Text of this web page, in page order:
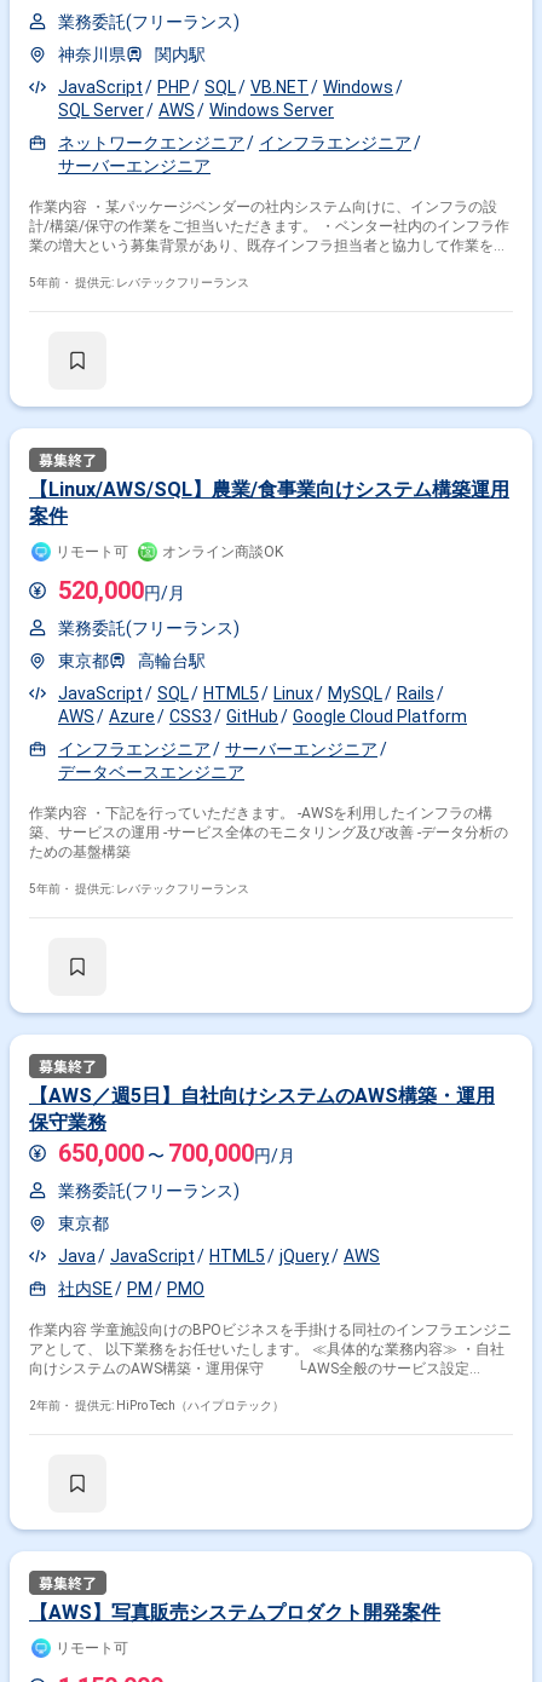
業務委託(フリーランス)
神奈川県
関内駅
JavaScript
PHP SQL VB.NET
Windows
SQL Server
AWS
Windows Server
ネットワークエンジニア
インフラエンジニア
サーバーエンジニア
作業内容 ・某パッケージベンダーの社内システム向けに、インフラの設
計/構築/保守の作業をご担当いただきます。 ・ベンター社内のインフラ作
業の増大という募集背景があり、既存インフラ担当者と協力して作業を行
ラウドの構築および保守の作業がメインとなる予定でございます。
5年前・ 提供元: レバテックフリーランス
【Linux/AWS/SQL】農業/食事業向けシステム構築運用
案件
リモート可 オンライン商談OK
520,000円/月
業務委託(フリーランス)
東京都
高輪台駅
JavaScript
SQL HTML5 Linux MySQL
Rails
AWS
Azure CSS3 GitHub
Google Cloud Platform
インフラエンジニア
サーバーエンジニア
データベースエンジニア
作業内容 ・下記を行っていただきます。 -AWSを利用したインフラの構
築、サービスの運用 -サービス全体のモニタリング及び改善 -データ分析の
ための基盤構築
5年前・ 提供元: レバテックフリーランス
【AWS／週5日】自社向けシステムのAWS構築・運用
保守業務
650,000 〜 700,000円/月
業務委託(フリーランス)
東京都
Java
JavaScript HTML5 jQuery
AWS
社内SE
PM PMO
作業内容 学童施設向けのBPOビジネスを手掛ける同社のインフラエンジニ
アとして、 以下業務をお任せいたします。 ≪具体的な業務内容≫ ・自社
向けシステムのAWS構築・運用保守 └AWS全般のサービス設定
RDS、SES、etc.） └上記AWSに関連する運用保守作業 ※以下業務に関して
2年前・ 提供元: HiPro Tech（ハイプロテック）
【AWS】写真販売システムプロダクト開発案件
リモート可
業界で絞り込む
JavaScript × サービス
特徴で絞り込む
JavaScript × 副業 JavaScript × 在宅・リモート
その他の条件で検索する
フロントエンドエンジニア
サーバーサイドエンジニア
バックエンドエンジニア
PM